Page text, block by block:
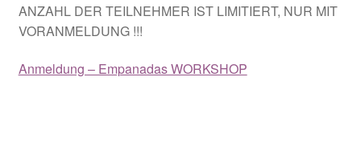
ANZAHL DER TEILNEHMER IST LIMITIERT, NUR MIT
VORANMELDUNG !!!
Anmeldung – Empanadas WORKSHOP